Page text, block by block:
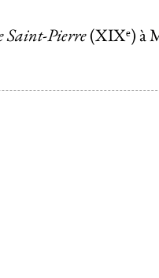
Saint-Pierre(XIXᵉ) à